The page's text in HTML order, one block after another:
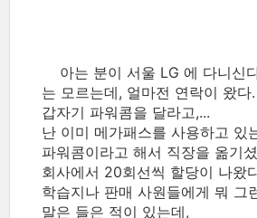
아는 분이 서울 LG 에 다니신
는 모르는데, 얼마전 연락이 왔다.
갑자기 파워콤을 달라고,...
난 이미 메가패스를 사용하고 있
파워콤이라고 해서 직장을 옮기
회사에서 20회선씩 할당이 나왔
학습지나 판매 사원들에게 뭐 그
말은 들은 적이 있는데,